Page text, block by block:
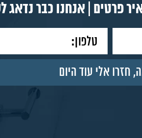
פרטים | אנחנו כבר נדאג